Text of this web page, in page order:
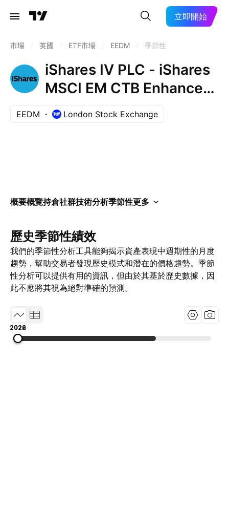
立即開始
市場 英國 ETF市場 EEDM 季節性
iShares IV PLC - iShares
MSCI EM CTB Enhanced
ESG UCITS ETF
Unhedged USD
EEDM London Stock Exchange
概要概覽持倉社群技術分析季節性更多
歷史季節性績效
我們的季節性分析工具能夠揭示資產表現中週期性的月度
趨勢，幫助交易者發現歷史模式和潛在的價格趨勢。季節
性分析可以提供有用的資訊，但由於其基於歷史數據，因
此不應將其視為絕對準確的預測。
2019
2022
2026